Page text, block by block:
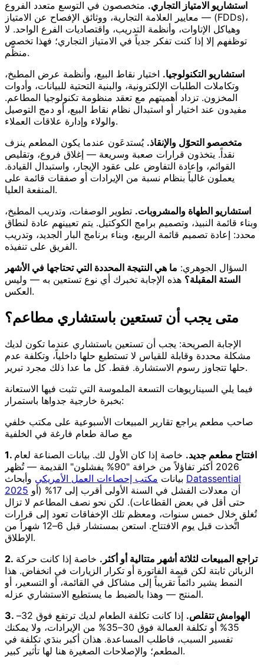
استشاريو الامتياز التجاري. متخصصون في التوسع متعدد الفروع
— معايير العلامة التجارية، ووثائق الإفصاح عن الامتياز (FDDs)،
وهياكل الإتاوات، وأنظمة التدريب، واقتصاديات الفرع الواحد. لا
توظفهم إلا إذا كنت تفكر جدياً في الامتياز التجاري؛ فهذا تخصص
منظَّم.
استشاريو التكنولوجيا. اختيار نقاط البيع، وأنظمة عرض المطبخ،
وتكاملات الطلبات الإلكترونية، والبنية التحتية للبيانات، وأدوات
المخزون. تزداد أهميتهم مع تعقد منظومة تكنولوجيا المطاعم.
مفيدون عند اختيار أو استبدال نظام نقاط البيع، أو دمج التوصيل
والولاء وإدارة علاقات العملاء.
متخصصو التحوّل والإنقاذ. يُستدعَون عندما يكون المطعم ينزف
نقداً. يتخذون قرارات صعبة وسريعة — إغلاق فروع، وتقليص
القوائم، وإعادة التفاوض على عقود الإيجار، واستبدال القيادة.
يعملون غالباً بنظام نسبة من الإيرادات أو صفقات قائمة على
المنفعة العليا.
استشاريو الطهاة والمشروبات. تطوير الوصفات، وتدريب المطبخ،
وبناء قائمة النبيذ، وتصميم برامج الكوكتيل. يتم تعيينهم عادة لنطاق
محدد: إعادة تصميم قائمة الربيع، وبناء برنامج البار الجديد، وتدريب
الفريق على تنفيذه.
السؤال الجوهري: ما هي النتيجة المحددة التي تحتاجها في الأشهر
الستة المقبلة؟ هذه الإجابة تخبرك أي نوع تستعين به — وليس
العكس.
متى يجب أن تستعين باستشاري مطاعم؟
الإجابة الصريحة: يجب أن تستعين باستشاري عندما تكون لديك
مشكلة محددة وقابلة للقياس لا تستطيع حلها داخلياً، وتكلفة عدم
حلها تتجاوز رسوم الاستشارة. فقط. كل ما عدا ذلك مجرد تبرير.
فيما يلي السيناريوهات التسعة الملموسة التي تثبت فيها الاستعانة
بخبرة خارجية جدواها باستمرار:
صاحب مطعم يراجع تقارير المبيعات الأسبوعية على مكتب خلفي
مع صالة طعام فارغة في الخلفية
1. افتتاح مطعم جديد. خاصة إذا كان الأول لك. بيانات الصناعة لعام
2026 أكثر تفاؤلاً من خرافة "90% يفشلون" القديمة — تُظهر
بيانات مكتب إحصاءات العمل الأمريكي
Datassential
2025
حتى أقل في بعض القطاعات). لكن نحو نصف المطاعم لا تزال
تُغلق خلال خمس سنوات، ومعظم تلك الإخفاقات تعود إلى قرارات
اتُّخذت قبل يوم الافتتاح. استعن بمستشار قبل 6–12 شهراً من
الإطلاق.
2. تراجع المبيعات لثلاثة أشهر متتالية أو أكثر. خاصة إذا كانت حركة
الزبائن ثابتة لكن قيمة الفاتورة أو تكرار الزيارات في انخفاض. هذا
النمط يشير دائماً تقريباً إلى مشاكل في القائمة، أو التسعير، أو
المنتج — وهذا بالضبط ما يستطيع الاستشاري عزله.
3. الهوامش تتقلص.
إذا كانت تكلفة الطعام لديك ترتفع فوق 32–
35% أو تكلفة العمالة فوق 30–35% من الإيرادات، ولا يمكنك
تفسير السبب، فاطلب المساعدة. هذان أكبر بندَي تكلفة في
المطعم؛ والإصلاحات الصغيرة هنا لها تأثير كبير.